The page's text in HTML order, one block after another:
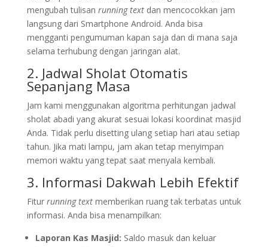
mengubah tulisan running textdan mencocokkan jam
langsung dari Smartphone Android. Anda bisa
mengganti pengumuman kapan saja dan di mana saja
selama terhubung dengan jaringan alat.
2. Jadwal Sholat Otomatis
Sepanjang Masa
Jam kami menggunakan algoritma perhitungan jadwal
sholat abadi yang akurat sesuai lokasi koordinat masjid
Anda. Tidak perlu disetting ulang setiap hari atau setiap
tahun. Jika mati lampu, jam akan tetap menyimpan
memori waktu yang tepat saat menyala kembali.
3. Informasi Dakwah Lebih Efektif
Fitur running textmemberikan ruang tak terbatas untuk
informasi. Anda bisa menampilkan:
Laporan Kas Masjid: Saldo masuk dan keluar